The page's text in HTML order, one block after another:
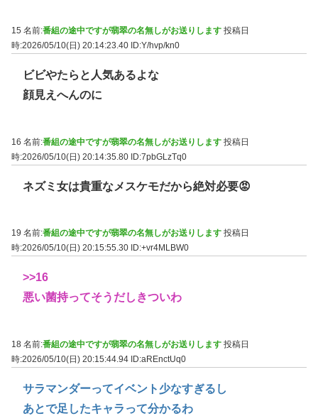
15 名前:番組の途中ですが翡翠の名無しがお送りします 投稿日
時:2026/05/10(日) 20:14:23.40 ID:Y/hvp/kn0
ビビやたらと人気あるよな
顔見えへんのに
16 名前:番組の途中ですが翡翠の名無しがお送りします 投稿日
時:2026/05/10(日) 20:14:35.80 ID:7pbGLzTq0
ネズミ女は貴重なメスケモだから絶対必要😡
19 名前:番組の途中ですが翡翠の名無しがお送りします 投稿日
時:2026/05/10(日) 20:15:55.30 ID:+vr4MLBW0
>>16
悪い菌持ってそうだしきついわ
18 名前:番組の途中ですが翡翠の名無しがお送りします 投稿日
時:2026/05/10(日) 20:15:44.94 ID:aREnctUq0
サラマンダーってイベント少なすぎるし
あとで足したキャラって分かるわ